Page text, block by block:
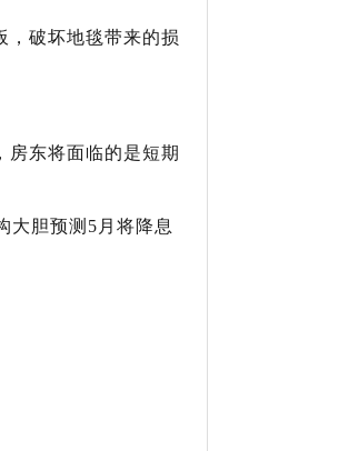
，破坏地毯带来的损
房东将面临的是短期
大胆预测 5 月将降息